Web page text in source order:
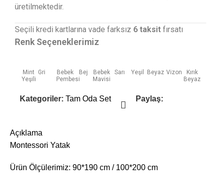
üretilmektedir.
Seçili kredi kartlarına vade farksız 6 taksit fırsatı
Renk Seçeneklerimiz
Mint
Yeşili
Gri
Bebek
Pembesi
Bej
Bebek
Mavisi
Sarı Yeşil Beyaz Vizon
Kırık
Beyaz
Kategoriler: Tam Oda Set Paylaş:
Açıklama
Montessori Yatak
Ürün Ölçülerimiz: 90*190 cm / 100*200 cm